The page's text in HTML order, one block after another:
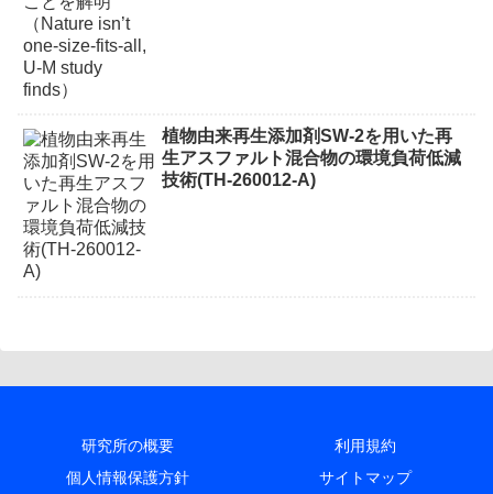
植物由来再生添加剤SW-2を用いた再
生アスファルト混合物の環境負荷低減
技術(TH-260012-A)
研究所の概要
利用規約
個人情報保護方針
サイトマップ